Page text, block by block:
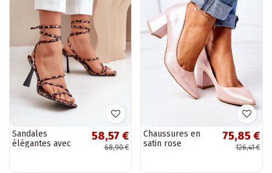
Sandales
élégantes avec
58,57 €
68,90 €
Chaussures en
satin rose
75,85 €
126,41 €